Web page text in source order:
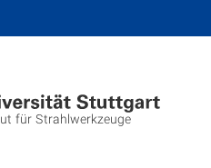
für Strahlwerkzeuge